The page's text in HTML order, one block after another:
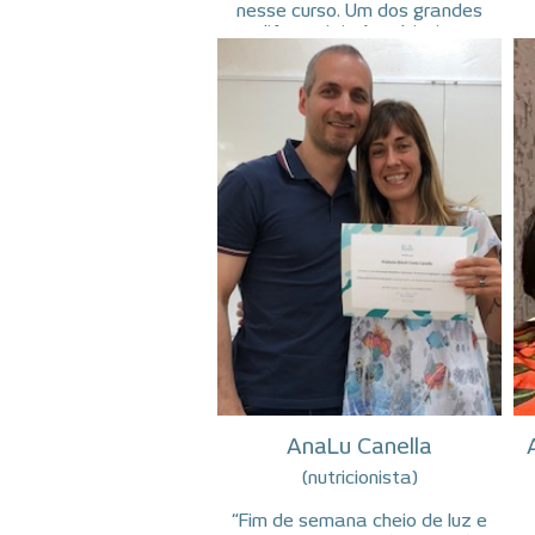
nesse curso. Um dos grandes
diferenciais é o objetivo,
aprender, entender e praticar.
Antes de terminar a graduação
eu já conhecia seu curso e tinha
a certeza de que em algum
momento entraria e, cá estou,
finalizando essa etapa!
Aprender sobre saúde, além dos
valores de referência e além da
doença me trouxe uma
capacidade maior de cuidar de
mim e dos pacientes que me
procuram.
Depois de passar pelo curso,
viramos referência entre os
nossos sobre o assunto!
Mais que um curso, uma reunião,
um grupo daqueles que pensam
em fazer a saúde de uma forma
diferente!
AnaLu Canella
(nutricionista)
“Fim de semana cheio de luz e